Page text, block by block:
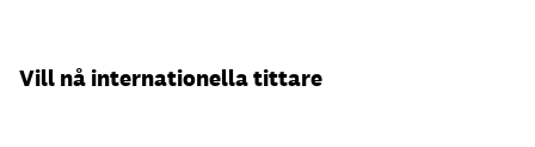
Vill nå internationella tittare